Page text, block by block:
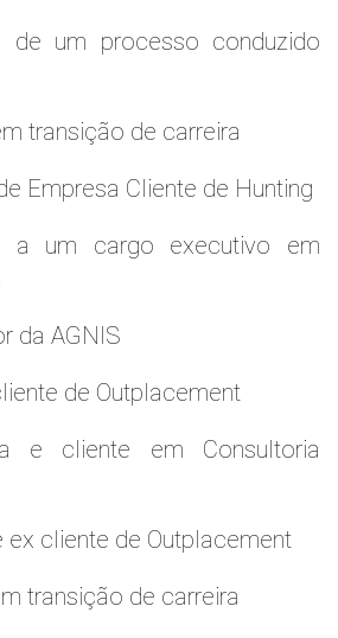
de um processo conduzido
transição de carreira
Empresa Cliente de Hunting
a um cargo executivo em
da AGNIS
de Outplacement
e cliente em Consultoria
cliente de Outplacement
transição de carreira